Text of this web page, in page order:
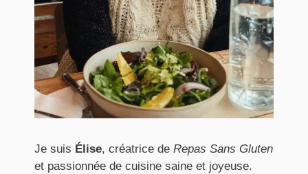
Je suis Élise, créatrice de Repas Sans Gluten
et passionnée de cuisine saine et joyeuse.